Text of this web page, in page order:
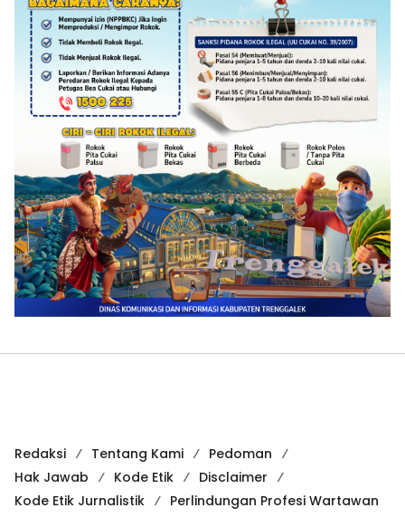
Redaksi Tentang Kami
Pedoman
Hak Jawab
Kode Etik
Disclaimer
Kode Etik Jurnalistik
Perlindungan Profesi Wartawan